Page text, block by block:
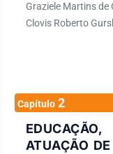
Graziele Martins de
Clovis Roberto
Capítulo 2
ATUAÇÃO